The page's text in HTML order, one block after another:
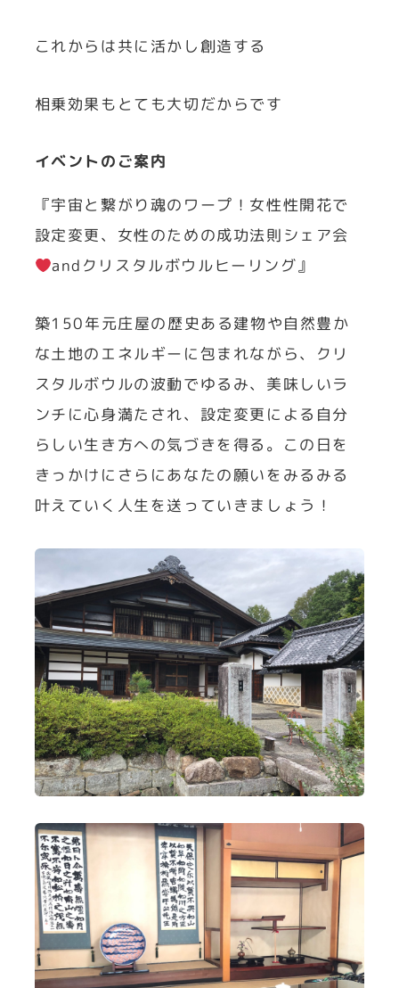
これからは共に活かし創造する
相乗効果もとても大切だからです
イベントのご案内
『宇宙と繋がり魂のワープ！女性性開花で
設定変更、女性のための成功法則シェア会
andクリスタルボウルヒーリング』
築150年元庄屋の歴史ある建物や自然豊か
な土地のエネルギーに包まれながら、クリ
スタルボウルの波動でゆるみ、美味しいラ
ンチに心身満たされ、設定変更による自分
らしい生き方への気づきを得る。この日を
きっかけにさらにあなたの願いをみるみる
叶えていく人生を送っていきましょう！